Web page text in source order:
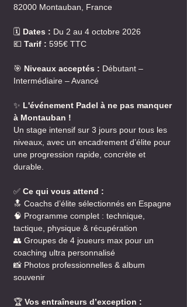
82000 Montauban, France
🗓️ Dates : Du 2 au 4 octobre 2026
💶 Tarif : 595€ TTC
🎯 Niveaux acceptés : Débutant –
Intermédiaire – Avancé
✨ L'événement Padel à ne pas manquer
à Montauban !
Un stage intensif sur 3 jours pour tous les
niveaux, avec un encadrement d’élite pour
une progression rapide, concrète et
durable.
✅ Ce qui vous attend :
🔝 Coachs d’élite sélectionnés en Espagne
🧠 Programme complet : technique,
tactique, physique & récupération
👥 Groupes de 4 joueurs max pour un
coaching ultra personnalisé
📸 Photos professionnelles & album
souvenir
🏆 Vos entraîneurs d’exception :